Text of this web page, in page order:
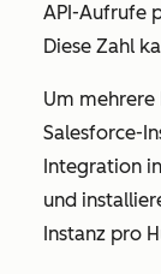
API-Aufrufe
Diese Zahl
Um
Salesforce-
Integration
und
Instanz pro